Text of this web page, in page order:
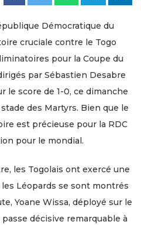
Démocratique du
cruciale contre le Togo
pour la Coupe du
par Sébastien Desabre
le score de 1-0, ce dimanche
des Martyrs. Bien que le
est précieuse pour la RDC
pour le mondial.
les Togolais ont exercé une
Léopards se sont montrés
Yoane Wissa, déployé sur le
décisive remarquable à